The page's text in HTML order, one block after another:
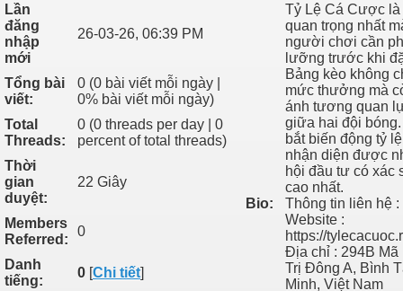
Lần
đăng
nhập
mới
26-03-26, 06:39 PM
Tổng bài
viết:
0 (0 bài viết mỗi ngày |
0% bài viết mỗi ngày)
Total
Threads:
0 (0 threads per day | 0
percent of total threads)
Thời
gian
duyệt:
22 Giây
Members
Referred:
0
Danh
tiếng:
0 [Chi tiết]
Bio:
Tỷ Lệ Cá Cược là
quan trọng nhất
người chơi cần
lưỡng trước khi
Bảng kèo không
mức thưởng mà
ánh tương quan
giữa hai đội
bắt biến động tỷ
nhận diện được
hội đầu tư có xác
cao nhất.
Thông tin liên hệ :
Website :
https://
Địa chỉ : 294B Mã
Trị Đông A, Bình
Minh, Việt Nam